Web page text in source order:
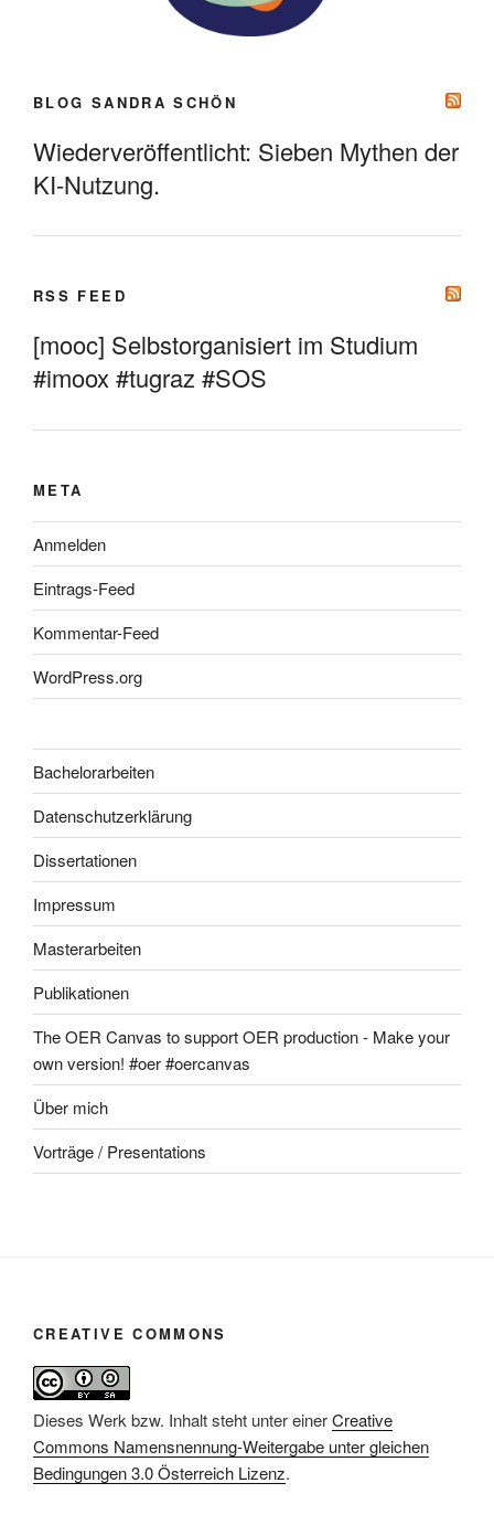
BLOG SANDRA SCHÖN
Wiederveröffentlicht: Sieben Mythen der
KI-Nutzung.
RSS FEED
[mooc] Selbstorganisiert im Studium
#imoox #tugraz #SOS
META
Anmelden
Eintrags-Feed
Kommentar-Feed
WordPress.org
Bachelorarbeiten
Datenschutzerklärung
Dissertationen
Impressum
Masterarbeiten
Publikationen
The OER Canvas to support OER production - Make your
own version! #oer #oercanvas
Über mich
Vorträge / Presentations
CREATIVE COMMONS
Dieses Werk bzw. Inhalt steht unter einerCreative
Commons Namensnennung-Weitergabe unter gleichen
Bedingungen 3.0 Österreich Lizenz.